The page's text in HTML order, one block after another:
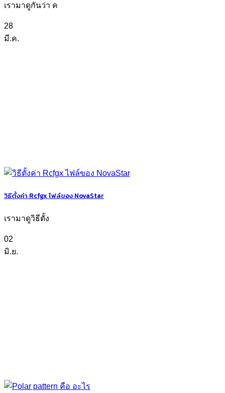
เรามาดูกันว่า ค
28
มี.ค.
วิธีตั้งค่า Rcfgx ไฟล์ของ NovaStar
เรามาดูวิธีตั้ง
02
มิ.ย.